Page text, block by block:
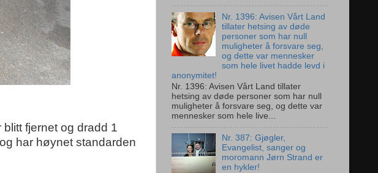
fjernet og dradd 1
har høynet standarden
Nr. 1396: Avisen Vårt Land
tillater hetsing av døde
personer som har null
muligheter å forsvare seg,
og dette var mennesker
som hele livet hadde levd i
anonymitet!
Nr. 1396: Avisen Vårt Land tillater
hetsing av døde personer som har null
muligheter å forsvare seg, og dette var
mennesker som hele live...
Nr. 387: Gjøgler,
Evangelist, sanger og
moromann Jørn Strand er
en hykler!